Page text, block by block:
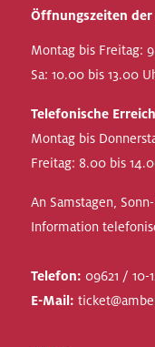
Öffnungszeiten
Montag bis Freitag:
Sa: 10.00 bis 13.00
Telefonische
Montag bis
Freitag: 8.00 bis
An Samstagen,
Information
Telefon: 09621 / 10-
E-Mail: